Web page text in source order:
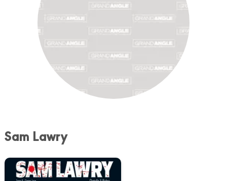
Sam Lawry